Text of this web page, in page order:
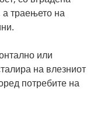
а траењето на
или
на влезниот
потребите на